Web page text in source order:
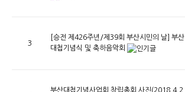
3
[승전 제426주년/제39회 부산시민의 날] 부산
대첩기념식 및 축하음악회
부산대첩기념사업회 창립총회 사진(2018.4.2